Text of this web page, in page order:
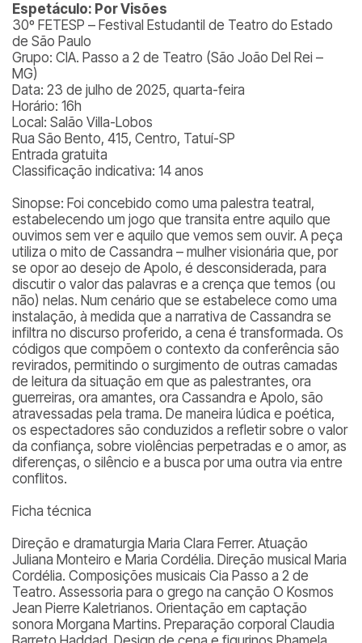
Espetáculo: Por Visões
30º FETESP – Festival Estudantil de Teatro do Estado
de São Paulo
Grupo: CIA. Passo a 2 de Teatro (São João Del Rei –
MG)
Data: 23 de julho de 2025, quarta-feira
Horário: 16h
Local: Salão Villa-Lobos
Rua São Bento, 415, Centro, Tatuí-SP
Entrada gratuita
Classificação indicativa: 14 anos
Sinopse: Foi concebido como uma palestra teatral,
estabelecendo um jogo que transita entre aquilo que
ouvimos sem ver e aquilo que vemos sem ouvir. A peça
utiliza o mito de Cassandra – mulher visionária que, por
se opor ao desejo de Apolo, é desconsiderada, para
discutir o valor das palavras e a crença que temos (ou
nāo) nelas. Num cenário que se estabelece como uma
instalação, à medida que a narrativa de Cassandra se
infiltra no discurso proferido, a cena é transformada. Os
códigos que compõem o contexto da conferência são
revirados, permitindo o surgimento de outras camadas
de leitura da situação em que as palestrantes, ora
guerreiras, ora amantes, ora Cassandra e Apolo, são
atravessadas pela trama. De maneira lúdica e poética,
os espectadores são conduzidos a refletir sobre o valor
da confiança, sobre violências perpetradas e o amor, as
diferenças, o silêncio e a busca por uma outra via entre
conflitos.
Ficha técnica
Direção e dramaturgia Maria Clara Ferrer. Atuação
Juliana Monteiro e Maria Cordélia. Direção musical Maria
Cordélia. Composições musicais Cia Passo a 2 de
Teatro. Assessoria para o grego na canção O Kosmos
Jean Pierre Kaletrianos. Orientação em captação
sonora Morgana Martins. Preparação corporal Claudia